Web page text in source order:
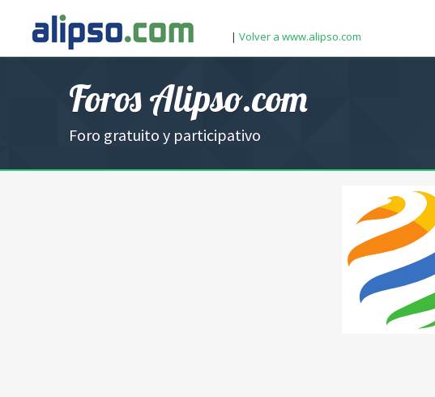
| Volver a www.alipso.com
Foros Alipso.com
Foro gratuito y participativo